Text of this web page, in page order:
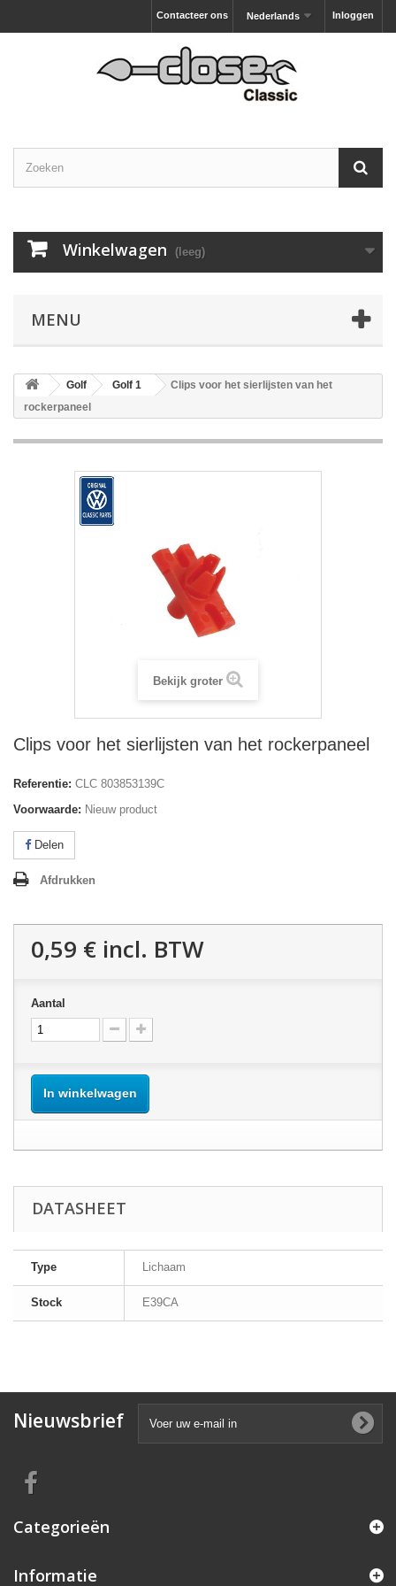
Inloggen
Nederlands
Contacteer ons
Winkelwagen (leeg)
MENU
Golf Golf 1
Clips voor het sierlijsten van het
rockerpaneel
Bekijk groter
Clips voor het sierlijsten van het rockerpaneel
Referentie: CLC 803853139C
Voorwaarde: Nieuw product
Delen
Afdrukken
0,59 € incl. BTW
Aantal
In winkelwagen
DATASHEET
Type Lichaam
Stock E39CA
Nieuwsbrief
Categorieën
Informatie